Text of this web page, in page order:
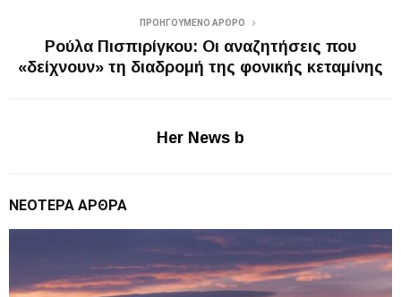
ΠΡΟΗΓΟΎΜΕΝΟ ΆΡΘΡΟ
Ρούλα Πισπιρίγκου: Οι αναζητήσεις που
«δείχνουν» τη διαδρομή της φονικής κεταμίνης
Her News b
ΝΕΌΤΕΡΑ ΆΡΘΡΑ